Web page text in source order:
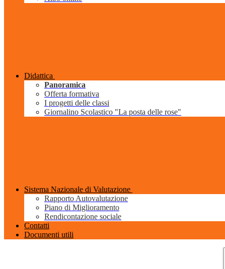
Didattica
Panoramica
Offerta formativa
I progetti delle classi
Giornalino Scolastico "La posta delle rose"
Sistema Nazionale di Valutazione
Rapporto Autovalutazione
Piano di Miglioramento
Rendicontazione sociale
Contatti
Documenti utili